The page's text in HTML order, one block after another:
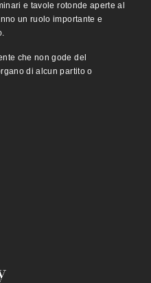
e tavole rotonde aperte al
un ruolo importante e
che non gode del
di alcun partito o